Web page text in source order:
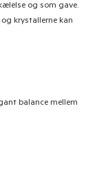
og som gave.
krystallerne kan
balance mellem